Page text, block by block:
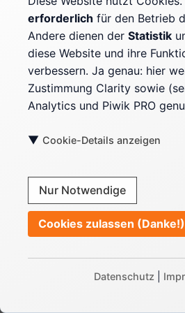
allem der Mail und der
Versand in einen Hash
Klartext-Mailadresse etc. an
Dennoch ist vor allem beim
Normalisierung wichtig, denn
Wer Daten selbst hashen und
Leerzeichenin der
Fall führender oder
auch in allen anderen
Ländervorwahl
Beispiel:
erforderlich für den Betrieb
Andere dienen der Statistik
diese Website und ihre
verbessern. Ja genau: hier
Zustimmung Clarity sowie
Analytics und Piwik PRO
▼ Cookie-Details anzeigen
Nur Notwendige
Cookies zulassen (Danke!)
Datenschutz